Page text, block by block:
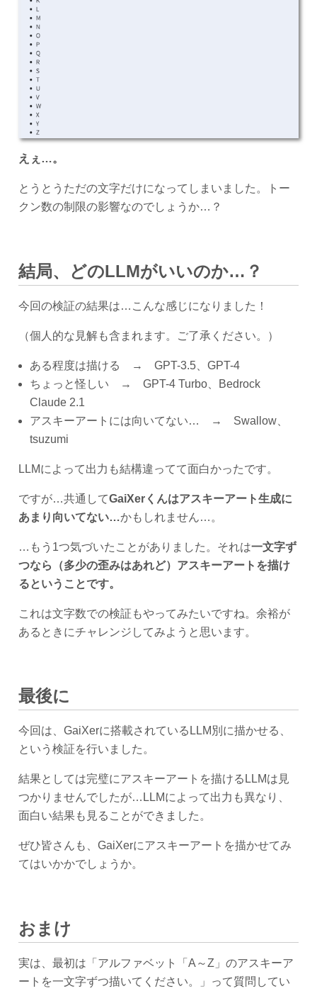
えぇ…。
とうとうただの文字だけになってしまいました。トー
クン数の制限の影響なのでしょうか…？
結局、どのLLMがいいのか…？
今回の検証の結果は…こんな感じになりました！
（個人的な見解も含まれます。ご了承ください。）
ある程度は描ける → GPT-3.5、GPT-4
ちょっと怪しい → GPT-4 Turbo、Bedrock
Claude 2.1
アスキーアートには向いてない… → Swallow、
tsuzumi
LLMによって出力も結構違ってて面白かったです。
ですが…共通してGaiXerくんはアスキーアート生成に
あまり向いてない…かもしれません…。
…もう1つ気づいたことがありました。それは一文字ず
つなら（多少の歪みはあれど）アスキーアートを描け
るということです。
これは文字数での検証もやってみたいですね。余裕が
あるときにチャレンジしてみようと思います。
最後に
今回は、GaiXerに搭載されているLLM別に描かせる、
という検証を行いました。
結果としては完璧にアスキーアートを描けるLLMは見
つかりませんでしたが…LLMによって出力も異なり、
面白い結果も見ることができました。
ぜひ皆さんも、GaiXerにアスキーアートを描かせてみ
てはいかかでしょうか。
おまけ
実は、最初は「アルファベット「A～Z」のアスキーア
ートを一文字ずつ描いてください。」って質問してい